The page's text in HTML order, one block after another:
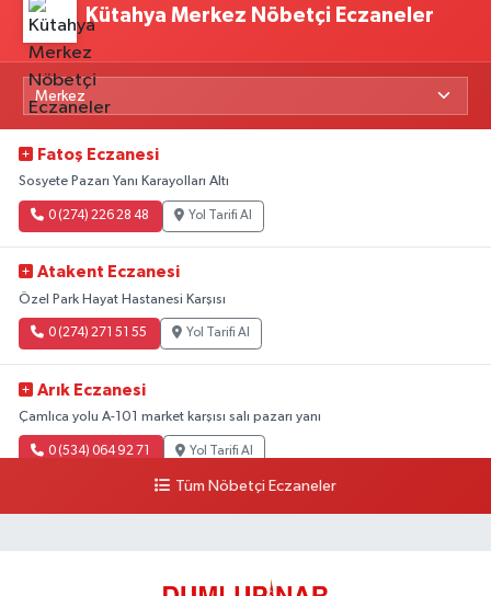
Kütahya Merkez Nöbetçi Eczaneler
Fatoş Eczanesi
Sosyete Pazarı Yanı Karayolları Altı
0 (274) 226 28 48 Yol Tarifi Al
Atakent Eczanesi
Özel Park Hayat Hastanesi Karşısı
0 (274) 271 51 55 Yol Tarifi Al
Arık Eczanesi
Çamlıca yolu A-101 market karşısı salı pazarı yanı
0 (534) 064 92 71 Yol Tarifi Al
Tüm Nöbetçi Eczaneler